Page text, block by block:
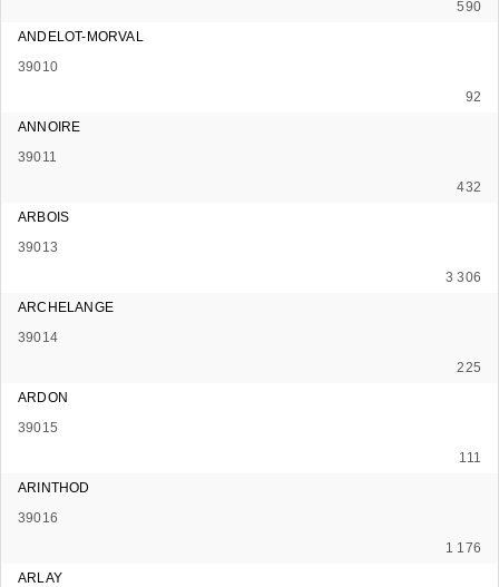
590
ANDELOT-MORVAL
39010
92
ANNOIRE
39011
432
ARBOIS
39013
3 306
ARCHELANGE
39014
225
ARDON
39015
111
ARINTHOD
39016
1 176
ARLAY